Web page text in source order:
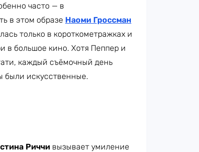
часто — в
в этом образе Наоми Гроссман
только в короткометражках и
в большое кино. Хотя Пеппер и
каждый съёмочный день
были искусственные.
Риччи вызывает умиление